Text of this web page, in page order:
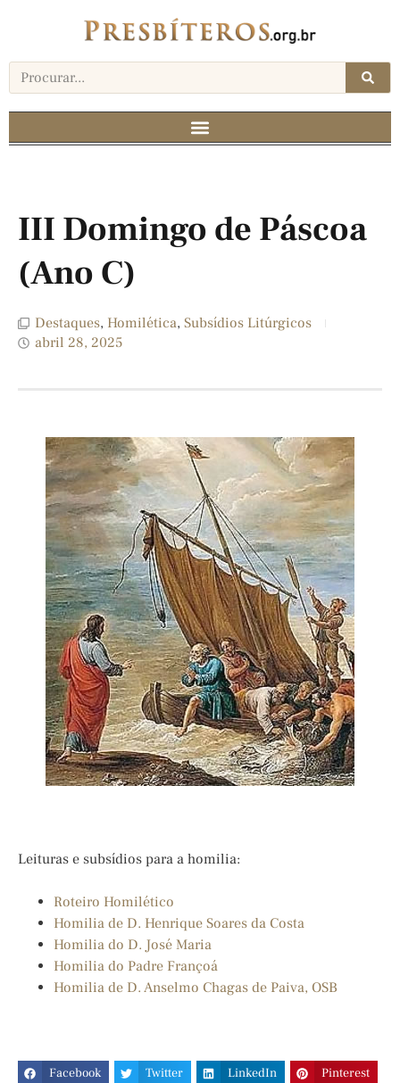
III Domingo de Páscoa
(Ano C)
Destaques, Homilética, Subsídios Litúrgicos
abril 28, 2025
Leituras e subsídios para a homilia:
Roteiro Homilético
Homilia de D. Henrique Soares da Costa
Homilia do D. José Maria
Homilia do Padre Françoá
Homilia de D. Anselmo Chagas de Paiva, OSB
Facebook Twitter LinkedIn
Pinterest